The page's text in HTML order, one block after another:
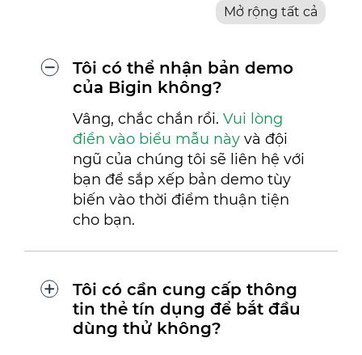
Mở rộng tất cả
Tôi có thể nhận bản demo
của Bigin không?
Vâng, chắc chắn rồi. Vui lòng
điền vào biểu mẫu này và đội
ngũ của chúng tôi sẽ liên hệ với
bạn để sắp xếp bản demo tùy
biến vào thời điểm thuận tiện
cho bạn.
Tôi có cần cung cấp thông
tin thẻ tín dụng để bắt đầu
dùng thử không?